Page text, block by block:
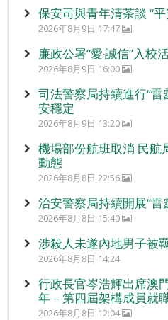
保安司與青年清茶談 “
2026年8月9日 17:47
廉政公署“愛‧誠信”入校
2026年8月9日 16:00
司法警察局持續進行“
安穩定
2026年8月9日 13:20
機場部份航班取消 民航
動態
2026年8月8日 22:56
治安警察局持續開展“雷
2026年8月8日 15:40
涉殺人未遂內地男子被
2026年8月8日 14:24
行政長官岑浩輝出席澳
年 – 第四屆架構成員就
2026年8月8日 12:04